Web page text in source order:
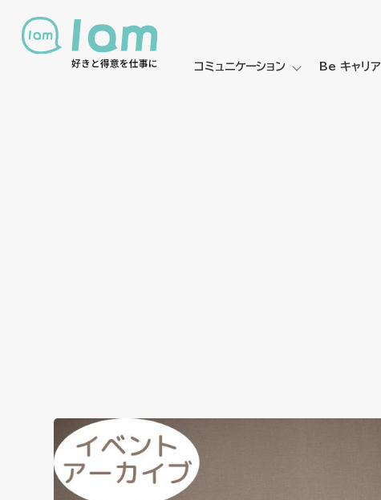
コミュニケーション Be キャリア